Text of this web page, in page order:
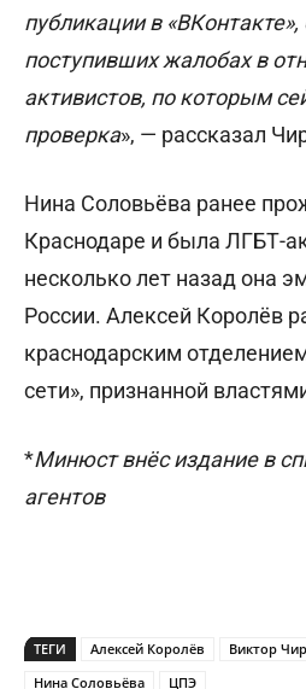
публикации в «ВКонтакте»,
поступивших жалобах в
активистов, по которым
проверка», — рассказал
Нина Соловьёва ранее
Краснодаре и была ЛГБТ-
несколько лет назад она
России. Алексей Королёв
краснодарским
сети», признанной
*Минюст внёс издание в
агентов
ТЕГИ Алексей Королёв Виктор
Нина Соловьёва
ЦПЭ